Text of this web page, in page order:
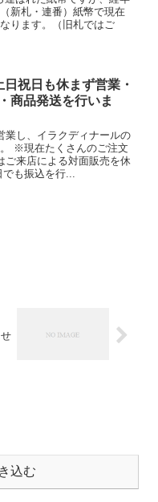
新札・連番）紙幣で現在
ります。（旧札ではご
祝日も休まず営業・
商品発送を行いま
業し、イラクディナールの
※現在たくさんのご注文
ご来店による対面販売を休
も振込を行...
込む